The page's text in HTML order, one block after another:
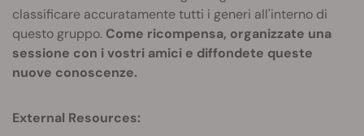
classificare accuratamente tutti i generi all'interno di
questo gruppo. Come ricompensa, organizzate una
sessione con i vostri amici e diffondete queste
nuove conoscenze.
External Resources: